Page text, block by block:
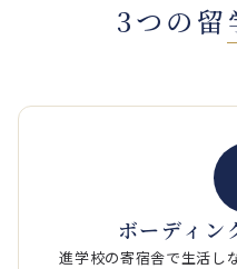
3つの留
ボーディン
進学校の寄宿舎で生活し